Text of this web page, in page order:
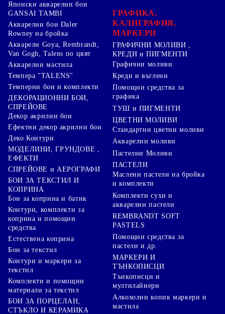
Японски акварелни бои
GANSAI TAMBI
Акварелни бои Daler
Rowney на бройка
Акварели Goya, Rembrandt,
Van Gogh, Talens по цвят
Акварелни мастила
Темпера "TALENS"
Темперни бои и комплекти
ДЕКОРАЦИОННИ БОИ,
СПРЕЙОВЕ
Декор акрилни бои
Ефектни декор акрилни бои
Деко Контури
МОДЕЛИНИ, ГРУНДОВЕ ,
ЕФЕКТИ
СПРЕЙОВЕ и АЕРОГРАФИ
БОИ ЗА ТЕКСТИЛ И
КОПРИНА
Бои за коприна и батик
Контури, комплекти за
коприна и помощни
средства
Естествена коприна
Бои за текстил
Контури и маркери за
текстил
Комплекти и помощни
материали за текстил
БОИ ЗА ПОРЦЕЛАН,
СТЪКЛО И КЕРАМИКА
ГРАФИКА,
КАЛИГРАФИЯ,
МАРКЕРИ
ГРАФИЧНИ МОЛИВИ ,
КРЕДИ и ПИГМЕНТИ
Графични моливи
Креди и въглени
Помощни средства за
графика
ТУШ и ПИГМЕНТИ
ЦВЕТНИ МОЛИВИ
Стандартни цветни моливи
Акварелни моливи
Пастелни Моливи
ПАСТЕЛИ
Маслени пастели на бройка
и комплекти
Комплекти сухи и
акварелни пастели
REMBRANDT SOFT
PASTELS
Помощни средства за
пастели и др.
МАРКЕРИ И
ТЪНКОПИСЦИ
Тънкописци и
мултилайнери
Алкохолни копик маркери и
мастила